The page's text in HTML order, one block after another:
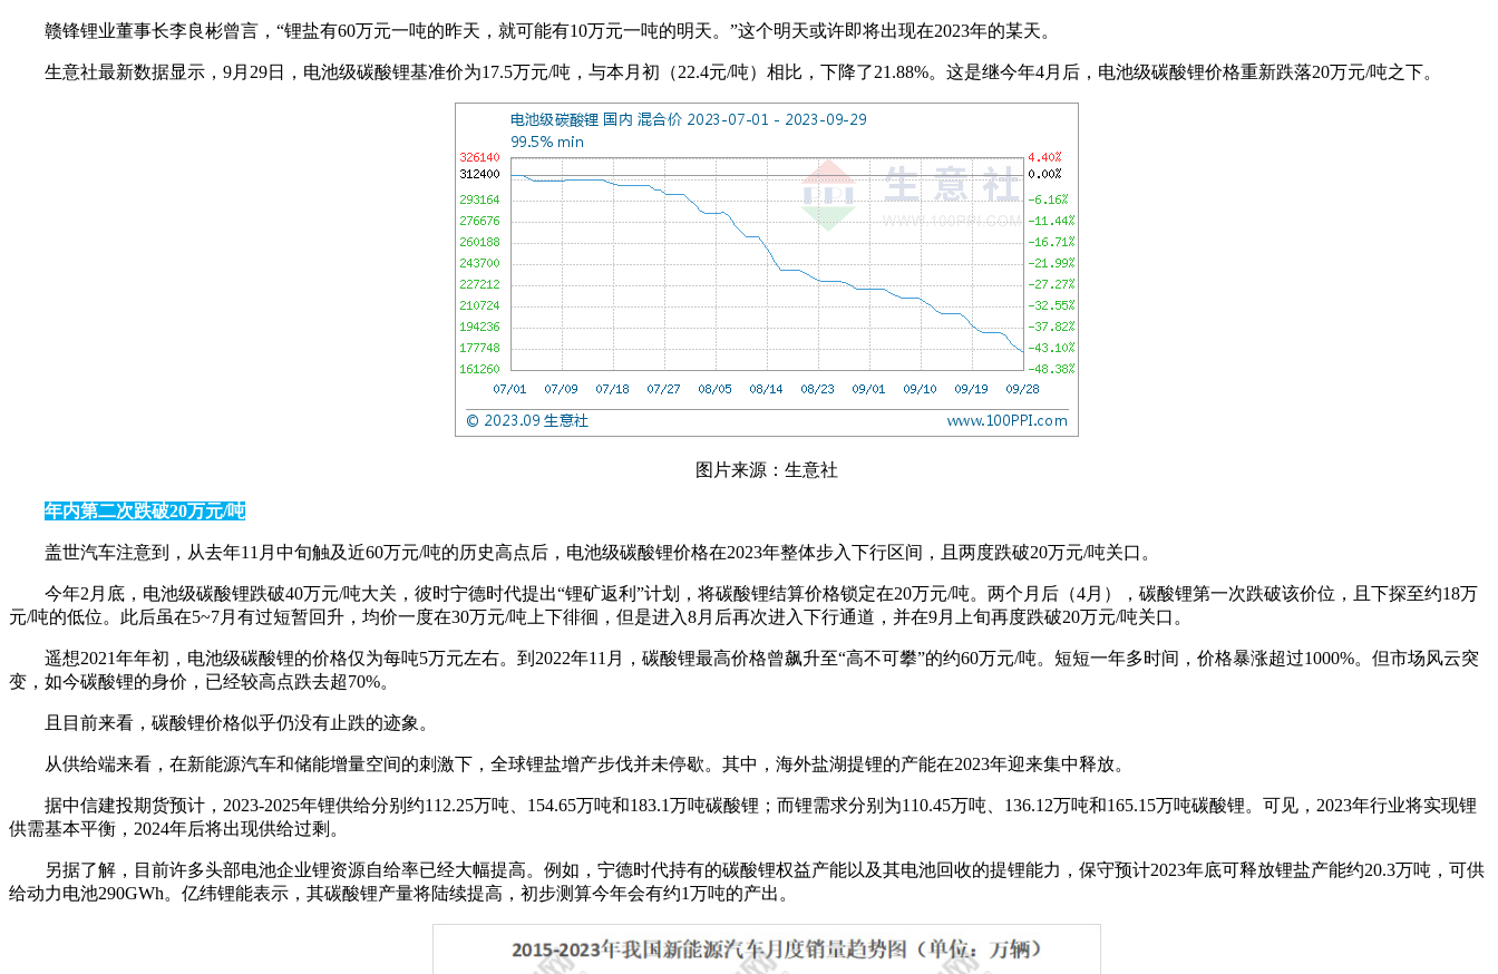
赣锋锂业董事长李良彬曾言，“锂盐有60万元一吨的昨天，就可能有10万元一吨的明天。”这个明天或许即将出现在2023年的某天。
生意社最新数据显示，9月29日，电池级碳酸锂基准价为17.5万元/吨，与本月初（22.4元/吨）相比，下降了21.88%。这是继今年4月后，电池级碳酸锂价格重新跌落20万元/吨之下。
图片来源：生意社
年内第二次跌破20万元/吨
盖世汽车注意到，从去年11月中旬触及近60万元/吨的历史高点后，电池级碳酸锂价格在2023年整体步入下行区间，且两度跌破20万元/吨关口。
今年2月底，电池级碳酸锂跌破40万元/吨大关，彼时宁德时代提出“锂矿返利”计划，将碳酸锂结算价格锁定在20万元/吨。两个月后（4月），碳酸锂第一次跌破该价位，且下探至约18万
元/吨的低位。此后虽在5~7月有过短暂回升，均价一度在30万元/吨上下徘徊，但是进入8月后再次进入下行通道，并在9月上旬再度跌破20万元/吨关口。
遥想2021年年初，电池级碳酸锂的价格仅为每吨5万元左右。到2022年11月，碳酸锂最高价格曾飙升至“高不可攀”的约60万元/吨。短短一年多时间，价格暴涨超过1000%。但市场风云突
变，如今碳酸锂的身价，已经较高点跌去超70%。
且目前来看，碳酸锂价格似乎仍没有止跌的迹象。
从供给端来看，在新能源汽车和储能增量空间的刺激下，全球锂盐增产步伐并未停歇。其中，海外盐湖提锂的产能在2023年迎来集中释放。
据中信建投期货预计，2023-2025年锂供给分别约112.25万吨、154.65万吨和183.1万吨碳酸锂；而锂需求分别为110.45万吨、136.12万吨和165.15万吨碳酸锂。可见，2023年行业将实现锂
供需基本平衡，2024年后将出现供给过剩。
另据了解，目前许多头部电池企业锂资源自给率已经大幅提高。例如，宁德时代持有的碳酸锂权益产能以及其电池回收的提锂能力，保守预计2023年底可释放锂盐产能约20.3万吨，可供
给动力电池290GWh。亿纬锂能表示，其碳酸锂产量将陆续提高，初步测算今年会有约1万吨的产出。